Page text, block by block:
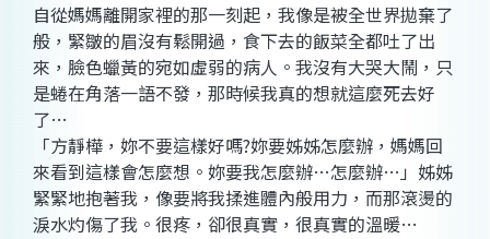
自從媽媽離開家裡的那一刻起，我像是被全世界拋棄了
般，緊皺的眉沒有鬆開過，食下去的飯菜全都吐了出
來，臉色蠟黃的宛如虛弱的病人。我沒有大哭大鬧，只
是蜷在角落一語不發，那時候我真的想就這麼死去好
了…
「方靜樺，妳不要這樣好嗎?妳要姊姊怎麼辦，媽媽回
來看到這樣會怎麼想。妳要我怎麼辦…怎麼辦…」姊姊
緊緊地抱著我，像要將我揉進體內般用力，而那滾燙的
淚水灼傷了我。很疼，卻很真實，很真實的溫暖…